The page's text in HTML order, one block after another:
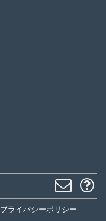
プライバシーポリシー